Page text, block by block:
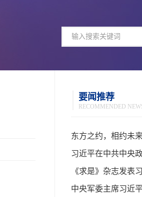
要闻推荐
RECOMMENDED
东方之约，相约未
世界情怀与大国气
习近平在中共中央
学习时强调 强化政
质量推进国防和军
《求是》杂志发表
中央军委主席习近